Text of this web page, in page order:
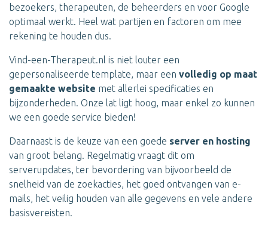
bezoekers, therapeuten, de beheerders en voor Google
optimaal werkt. Heel wat partijen en factoren om mee
rekening te houden dus.
Vind-een-Therapeut.nl is niet louter een
gepersonaliseerde template, maar een volledig op maat
gemaakte website met allerlei specificaties en
bijzonderheden. Onze lat ligt hoog, maar enkel zo kunnen
we een goede service bieden!
Daarnaast is de keuze van een goede server en hosting
van groot belang. Regelmatig vraagt dit om
serverupdates, ter bevordering van bijvoorbeeld de
snelheid van de zoekacties, het goed ontvangen van e-
mails, het veilig houden van alle gegevens en vele andere
basisvereisten.